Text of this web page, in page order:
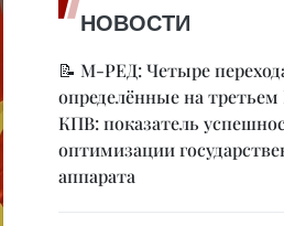
НОВОСТИ
📝 М-РЕД: Четыре
определённые на
КПВ: показатель
оптимизации
аппарата